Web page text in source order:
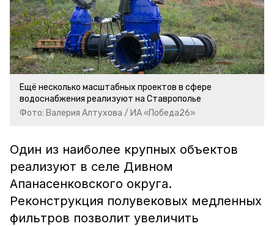
Ещё несколько масштабных проектов в сфере
водоснабжения реализуют на Ставрополье
Фото: Валерия Алтухова / ИА «Победа26»
Один из наиболее крупных объектов
реализуют в селе Дивном
Апанасенковского округа.
Реконструкция полувековых медленных
фильтров позволит увеличить